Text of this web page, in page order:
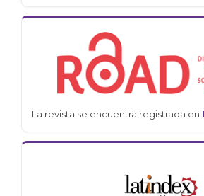
La revista se encuentra registrada en